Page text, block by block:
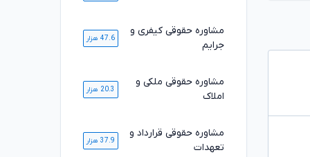
مشاوره حقوقی کیفری و
جرایم
47.6 هزار
مشاوره حقوقی ملکی و
املاک
20.3 هزار
مشاوره حقوقی قرارداد و
تعهدات
37.9 هزار